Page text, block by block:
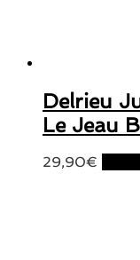
Delrieu
Le Jeau
29,90€